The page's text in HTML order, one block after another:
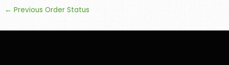
← Previous Order Status